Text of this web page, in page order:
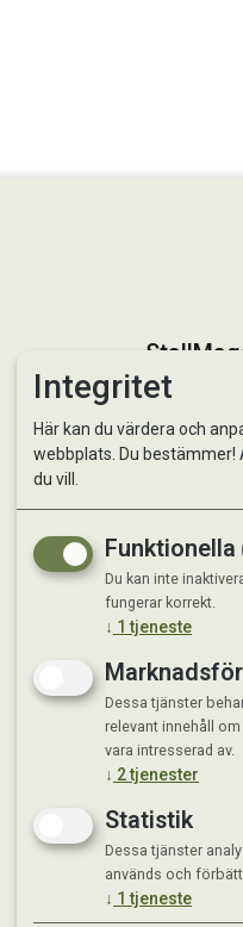
Kontakta oss
Om oss
Integritet
Här kan du värdera och
webbplats. Du bestämmer!
du vill.
Funktionella
Du kan inte
fungerar korrekt.
↓ 1 tjeneste
Dessa tjänster
relevant innehåll
vara intresserad av.
↓ 2tjenester
Statistik
Dessa tjänster
används och
↓ 1 tjeneste